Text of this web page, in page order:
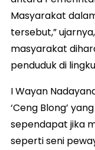
Masyarakat
tersebut,”
masyarakat
penduduk di
I Wayan
‘Ceng Blong’
sependapat jika
seperti seni